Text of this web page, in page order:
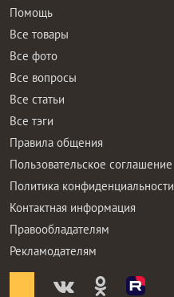
Помощь
Все товары
Все фото
Все вопросы
Все статьи
Все тэги
Правила общения
Пользовательское соглашение
Политика конфиденциальности
Контактная информация
Правообладателям
Рекламодателям